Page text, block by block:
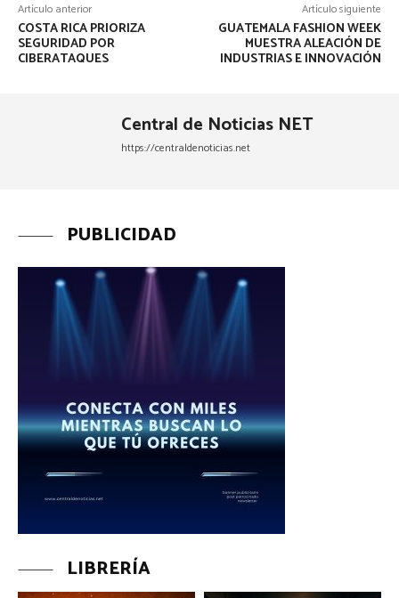
Artículo anterior
COSTA RICA PRIORIZA
SEGURIDAD POR
CIBERATAQUES
Artículo siguiente
GUATEMALA FASHION WEEK
MUESTRA ALEACIÓN DE
INDUSTRIAS E INNOVACIÓN
Central de Noticias NET
https://centraldenoticias.net
PUBLICIDAD
LIBRERÍA